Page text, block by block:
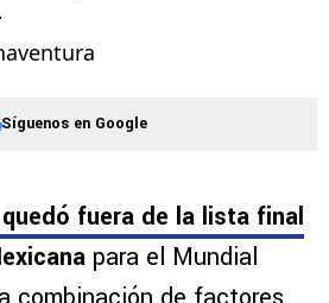
Síguenos en Google
fuera de la lista final
para el Mundial